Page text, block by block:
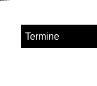
Termine